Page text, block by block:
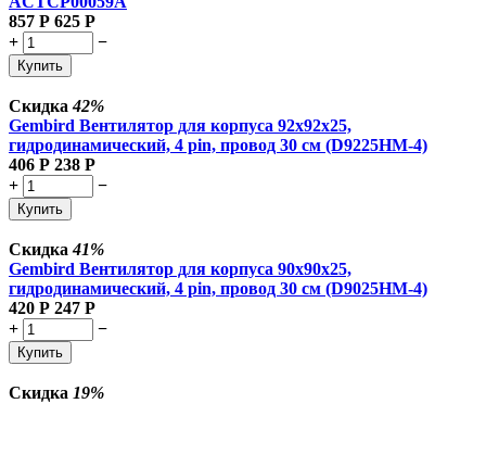
857 Р 625 Р
+
−
Купить
Скидка42%
Gembird Вентилятор для корпуса 92x92x25,
гидродинамический, 4 pin, провод 30 см (D9225HM-4)
406 Р 238 Р
+
−
Купить
Скидка41%
Gembird Вентилятор для корпуса 90x90x25,
гидродинамический, 4 pin, провод 30 см (D9025HM-4)
420 Р 247 Р
+
−
Купить
Скидка 19%